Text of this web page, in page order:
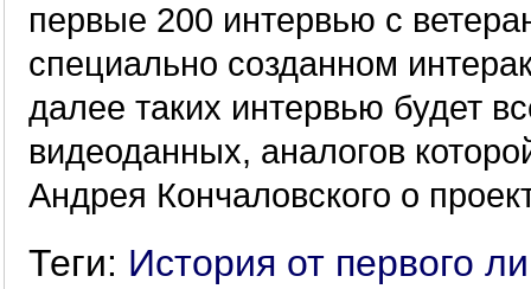
первые 200 интервью с
специально созданном
далее таких интервью будет
видеоданных, аналогов
Андрея Кончаловского о
Теги: История от первого